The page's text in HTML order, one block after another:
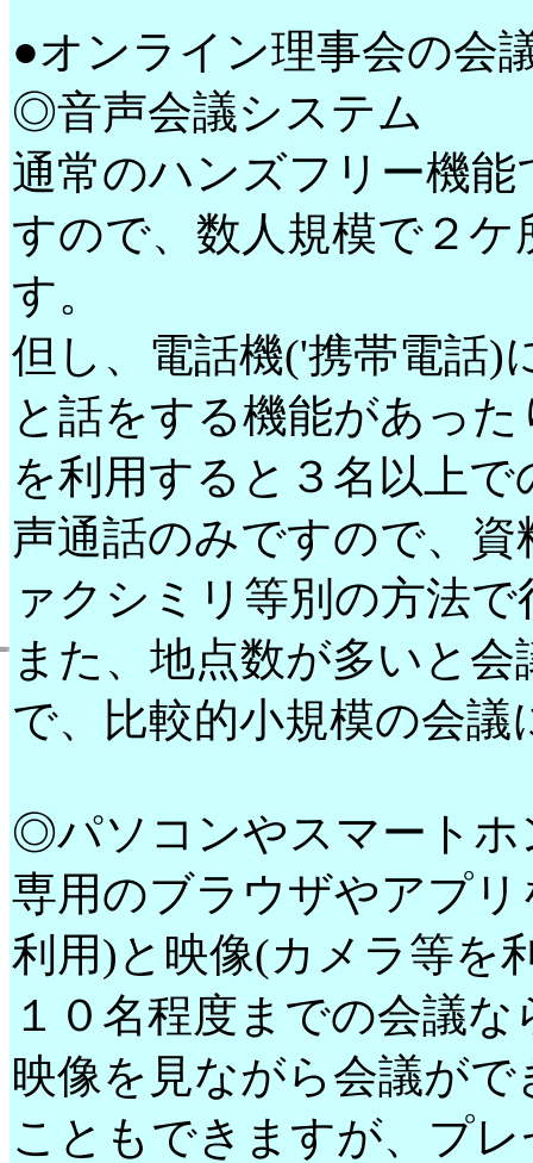
●オンライン理事会の会
◎音声会議システム
通常のハンズフリー機
すので、数人規模で２
す。
但し、電話機('携帯電話)
と話をする機能があっ
を利用すると３名以上
声通話のみですので、
ァクシミリ等別の方法
また、地点数が多いと
で、比較的小規模の会
◎パソコンやスマートホ
専用のブラウザやアプ
利用)と映像(カメラ等を
１０名程度までの会議
映像を見ながら会議が
こともできますが、プ